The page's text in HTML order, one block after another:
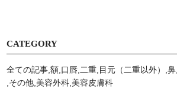
CATEGORY
全ての記事 額 口唇 二重 目元（二重以外） 鼻
その他 美容外科 美容⽪膚科